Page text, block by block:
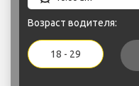
Возраст водителя:
18 - 29